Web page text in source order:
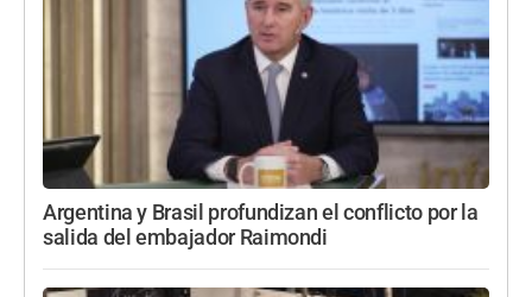
Argentina y Brasil profundizan el conflicto por la
salida del embajador Raimondi